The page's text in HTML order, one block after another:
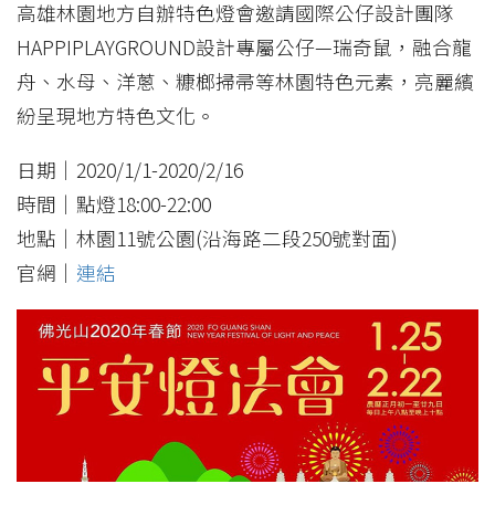
高雄林園地方自辦特色燈會邀請國際公仔設計團隊
HAPPIPLAYGROUND設計專屬公仔—瑞奇鼠，融合龍
舟、水母、洋蔥、糠榔掃帚等林園特色元素，亮麗繽
紛呈現地方特色文化。
日期｜2020/1/1-2020/2/16
時間｜點燈18:00-22:00
地點｜林園11號公園(沿海路二段250號對面)
官網｜ 連結